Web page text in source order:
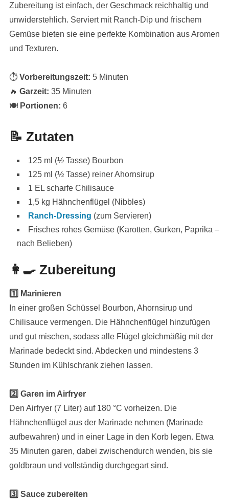
Zubereitung ist einfach, der Geschmack reichhaltig und
unwiderstehlich. Serviert mit Ranch-Dip und frischem
Gemüse bieten sie eine perfekte Kombination aus Aromen
und Texturen.
⏱ Vorbereitungszeit: 5 Minuten
🔥 Garzeit: 35 Minuten
🍽 Portionen: 6
📝 Zutaten
125 ml (½ Tasse) Bourbon
125 ml (½ Tasse) reiner Ahornsirup
1 EL scharfe Chilisauce
1,5 kg Hähnchenflügel (Nibbles)
Ranch-Dressing (zum Servieren)
Frisches rohes Gemüse (Karotten, Gurken, Paprika –
nach Belieben)
👩‍🍳 Zubereitung
1️⃣ Marinieren
In einer großen Schüssel Bourbon, Ahornsirup und
Chilisauce vermengen. Die Hähnchenflügel hinzufügen
und gut mischen, sodass alle Flügel gleichmäßig mit der
Marinade bedeckt sind. Abdecken und mindestens 3
Stunden im Kühlschrank ziehen lassen.
2️⃣ Garen im Airfryer
Den Airfryer (7 Liter) auf 180 °C vorheizen. Die
Hähnchenflügel aus der Marinade nehmen (Marinade
aufbewahren) und in einer Lage in den Korb legen. Etwa
35 Minuten garen, dabei zwischendurch wenden, bis sie
goldbraun und vollständig durchgegart sind.
3️⃣ Sauce zubereiten